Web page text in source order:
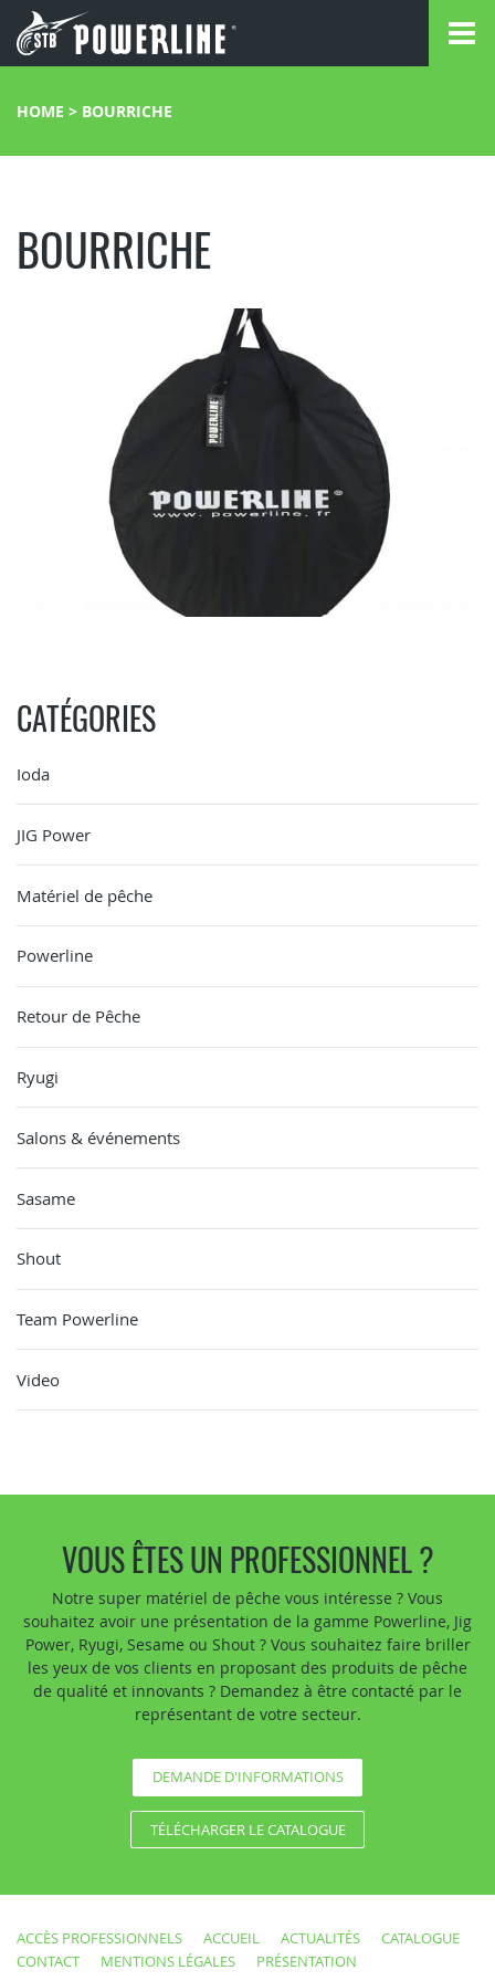
HOME > BOURRICHE
BOURRICHE
CATÉGORIES
Ioda
JIG Power
Matériel de pêche
Powerline
Retour de Pêche
Ryugi
Salons & événements
Sasame
Shout
Team Powerline
Video
VOUS ÊTES UN PROFESSIONNEL ?
Notre super matériel de pêche vous intéresse ? Vous
souhaitez avoir une présentation de la gamme Powerline, Jig
Power, Ryugi, Sesame ou Shout ? Vous souhaitez faire briller
les yeux de vos clients en proposant des produits de pêche
de qualité et innovants ? Demandez à être contacté par le
représentant de votre secteur.
DEMANDE D'INFORMATIONS
TÉLÉCHARGER LE CATALOGUE
ACCÈS PROFESSIONNELS ACCUEIL ACTUALITÉS
CATALOGUE
CONTACT
MENTIONS LÉGALES PRÉSENTATION